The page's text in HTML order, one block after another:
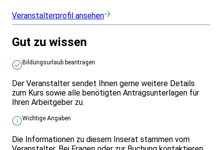
Veranstalterprofil ansehen
Gut zu wissen
Bildungsurlaub beantragen
Der Veranstalter sendet Ihnen gerne weitere Details
zum Kurs sowie alle benötigten Antragsunterlagen für
Ihren Arbeitgeber zu.
Wichtige Angaben
Die Informationen zu diesem Inserat stammen vom